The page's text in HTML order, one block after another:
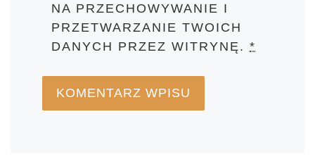
NA PRZECHOWYWANIE I
PRZETWARZANIE TWOICH
DANYCH PRZEZ WITRYNĘ.*